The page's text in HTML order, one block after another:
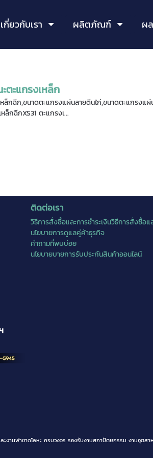
เกี่ยวกับเรา ผลิตภัณฑ์ ผ
ะแกรงเหล็ก
ล็กฉีก,ขนาดตะแกรงแผ่นลายตีนไก่,ขนาดตะแกรง
ล็กฉีกXS31 ตะแกรงเ...
ติดต่อเรา
วิธีการสั่งซื้อและการชำระเงินวิธีการสั่งซื้อแ
นโยบายการดูแลคู่ค้าธุรกิจ
คำถามที่พบบ่อย
นโยบายบายการรับประกันสินค้าออนไลน์
งานฟาซาดโลหะ ครบวงจร รองรับงานสถาปัตยกรรม งานอุ